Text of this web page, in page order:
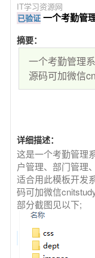
IT学习资源网
已验证 一个考勤管
摘要：
一个考勤管理
源码可加微信
详细描述：
这是一个考勤管理
户管理、部门管理
适合用此模板开发
码可加微信
部分截图见以下;